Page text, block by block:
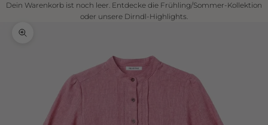
Dein Warenkorb ist noch leer. Entdecke die Frühling/Sommer-Kollektion
oder unsere Dirndl-Highlights.
Bild vergrößern